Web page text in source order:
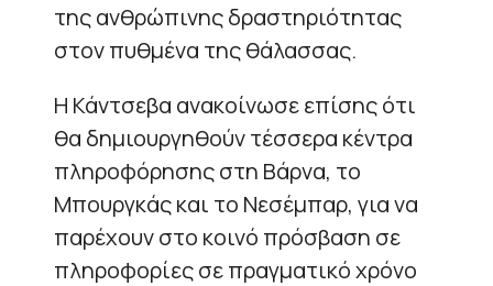
της ανθρώπινης δραστηριότητας
στον πυθμένα της θάλασσας.
Η Κάντσεβα ανακοίνωσε επίσης ότι
θα δημιουργηθούν τέσσερα κέντρα
πληροφόρησης στη Βάρνα, το
Μπουργκάς και το Νεσέμπαρ, για να
παρέχουν στο κοινό πρόσβαση σε
πληροφορίες σε πραγματικό χρόνο